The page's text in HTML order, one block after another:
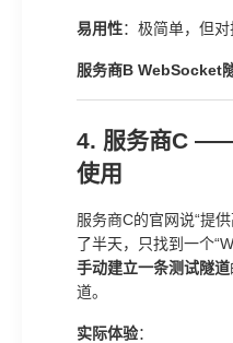
易用性：极简单，但
服务商B WebSocket
4. 服务商C
使用
服务商C的官网说“提
了半天，只找到一个
手动建立一条测试隧道
道。
实际体验：